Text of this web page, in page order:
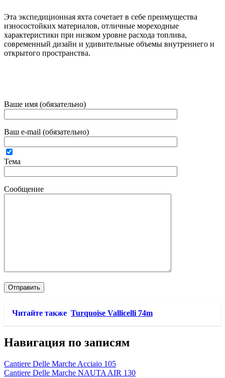
Эта экспедиционная яхта сочетает в себе преимущества
износостойких материалов, отличные мореходные
характеристики при низком уровне расхода топлива,
современный дизайн и удивительные объемы внутреннего и
открытого пространства.
Ваше имя (обязательно)
Ваш e-mail (обязательно)
Тема
Сообщение
Читайте также Turquoise Vallicelli 74m
Навигация по записям
Cantiere Delle Marche Acciaio 105
Cantiere Delle Marche NAUTA AIR 130